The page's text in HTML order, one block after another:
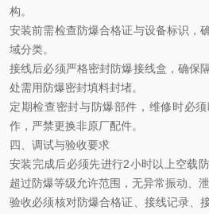
构。
安装前需检查防爆合格证与设备标识，
域分类。
接线后必须严格密封防爆接线盒，确保
处需用防爆密封填料封堵。
定期检查密封与防爆部件，维修时必
作，严禁更换非原厂配件。
四、 调试与验收要求
安装完成后必须先进行‌2小时以上空载
超过防爆等级允许范围，无异常振动、泄
验收必须核对防爆合格证、接线记录、